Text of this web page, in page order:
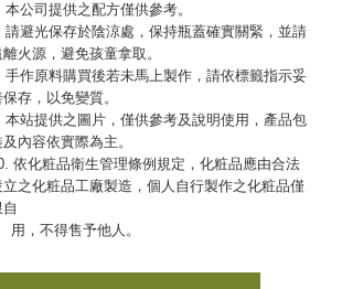
本公司提供之配方僅供參考。
請避光保存於陰涼處，保持瓶蓋確實關緊，並請
離火源，避免孩童拿取。
手作原料購買後若未馬上製作，請依標籤指示妥
存，以免變質。
本站提供之圖片，僅供參考及說明使用，產品包
內容依實際為主。
依化粧品衛生管理條例規定，化粧品應由合法
立之化粧品工廠製造，個人自行製作之化粧品僅
自
，不得售予他人。